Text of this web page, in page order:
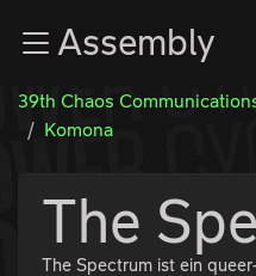
Zum InhaltAssembly
39th Chaos
Komona
The
The Spectrum ist ein